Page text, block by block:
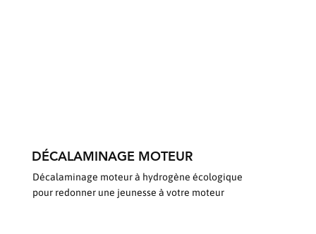
DÉCALAMINAGE MOTEUR
Décalaminage moteur à hydrogène écologique
pour redonner une jeunesse à votre moteur